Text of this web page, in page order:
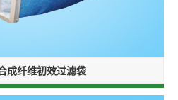
成纤维初效过滤袋